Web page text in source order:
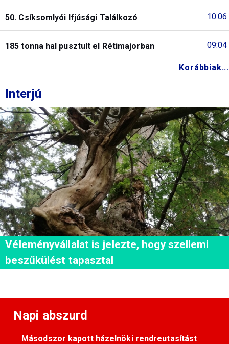
10:06
50. Csíksomlyói Ifjúsági Találkozó
09:04
185 tonna hal pusztult el Rétimajorban
Korábbiak...
Interjú
Véleményvállalat is jelezte, hogy szellemi
beszűkülést tapasztal
Napi abszurd
Másodszor kapott házelnöki rendreutasítást